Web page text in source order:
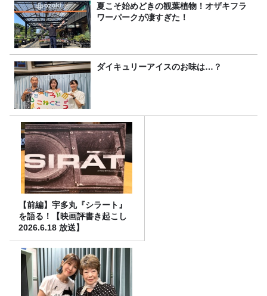
夏こそ始めどきの観葉植物！オザキフラ
ワーパークが凄すぎた！
ダイキュリーアイスのお味は…？
【前編】宇多丸『シラート』
を語る！【映画評書き起こし
2026.6.18 放送】